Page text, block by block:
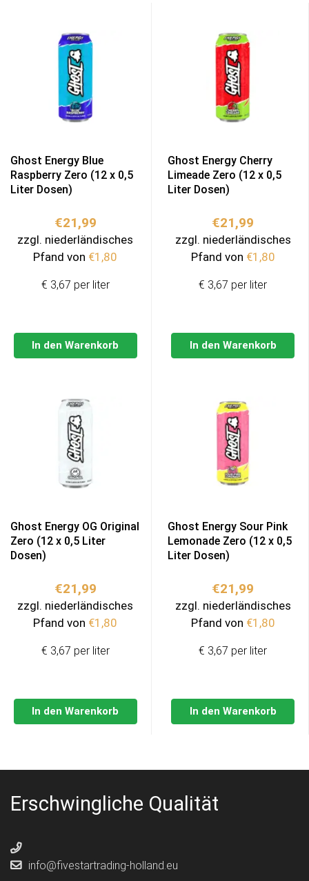
Ghost Energy Blue
Raspberry Zero (12 x 0,5
Liter Dosen)
€21,99
zzgl. niederländisches
Pfand von €1,80
In den Warenkorb
€ 3,67 per liter
Ghost Energy Cherry
Limeade Zero (12 x 0,5
Liter Dosen)
€21,99
zzgl. niederländisches
Pfand von €1,80
In den Warenkorb
€ 3,67 per liter
Ghost Energy OG Original
Zero (12 x 0,5 Liter
Dosen)
€21,99
zzgl. niederländisches
Pfand von €1,80
In den Warenkorb
€ 3,67 per liter
Ghost Energy Sour Pink
Lemonade Zero (12 x 0,5
Liter Dosen)
€21,99
zzgl. niederländisches
Pfand von €1,80
In den Warenkorb
€ 3,67 per liter
Erschwingliche Qualität
info@fivestartrading-holland.eu